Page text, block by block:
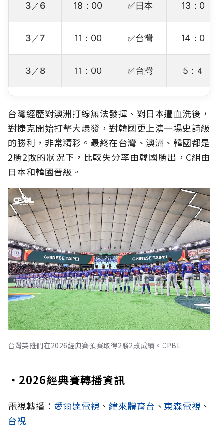
3／6 18：00 ✅日本 13：0
3／7 11：00 ✅台灣 14：0
3／8 11：00 ✅台灣 5：4
台灣經歷對澳洲打線無法發揮、對日本遭血洗後，
對捷克開始打擊大爆發，對韓國更上演一場史詩級
的勝利，非常精彩。最終在台灣、澳洲、韓國都是
2勝2敗的狀況下，比較失分率由韓國勝出，C組由
日本和韓國晉級。
台灣英雄們在2026經典賽預賽取得2勝2敗成績。CPBL
・2026經典賽轉播資訊
電視轉播： 愛爾達電視 、緯來體育台 、 東森電視 、
台視